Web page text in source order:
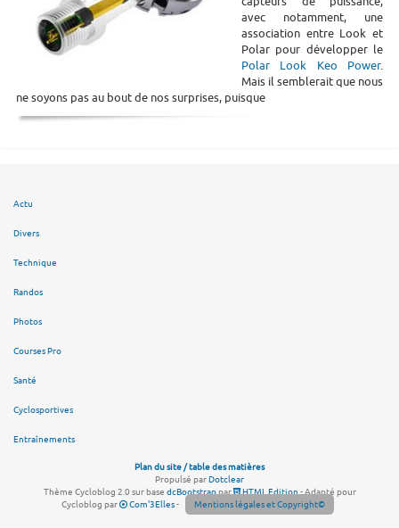
avec notamment, une
association entre Look et
Polar pour développer le
Polar Look Keo Power.
Mais il semblerait que nous
ne soyons pas au bout de nos surprises, puisque
Actu
Divers
Technique
Randos
Photos
Courses Pro
Santé
Cyclosportives
Entraînements
Plan du site / table des matières
Propulsé parDotclear
Thème Cycloblog 2.0 sur base dcBootstrappar HTML Edition- Adapté pour
Cycloblog par
Com'3Elles- Mentions légales et Copyright©